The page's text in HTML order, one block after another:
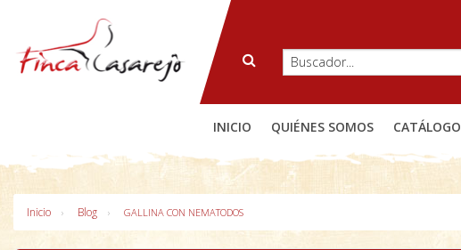
INICIO QUIÉNES SOMOS CATÁLOGO
Inicio Blog GALLINA CON NEMATODOS